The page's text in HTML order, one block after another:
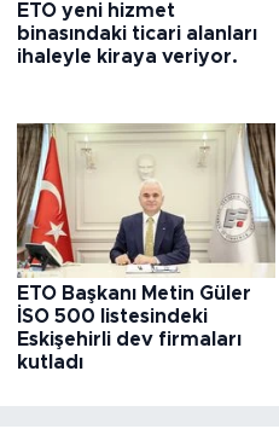
ETO yeni hizmet
binasındaki ticari alanları
ihaleyle kiraya veriyor.
ETO Başkanı Metin Güler
İSO 500 listesindeki
Eskişehirli dev firmaları
kutladı